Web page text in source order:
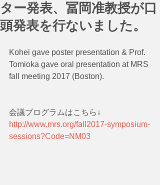
ター発表、冨岡准教授が口
頭発表を行ないました。
Kohei gave poster presentation & Prof.
Tomioka gave oral presentation at MRS
fall meeting 2017 (Boston).
会議プログラムはこちら↓
http://www.mrs.org/fall2017-symposium-
sessions?Code=NM03